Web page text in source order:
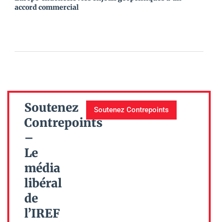
accord commercial
Soutenez
Contrepoints
–
Le
média
libéral
de
l’IREF
Soutenez Contrepoints